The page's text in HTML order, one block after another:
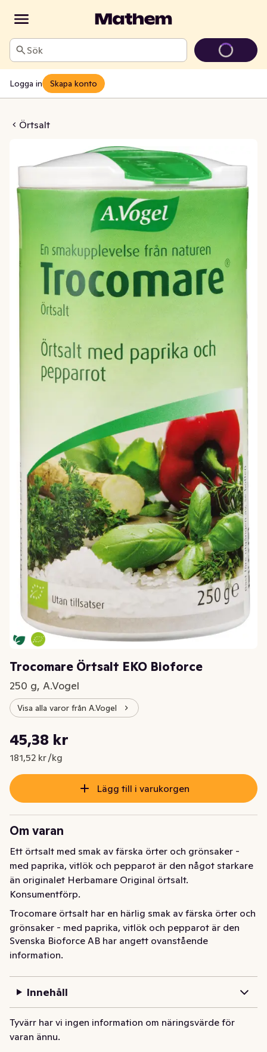
Sök
Logga in Skapa konto
Örtsalt
EKO Bioforce
Trocomare Örtsalt EKO Bioforce
250 g, A.Vogel
Visa alla varor från A.Vogel
Nuvarande pris är: 45,38 kr
45,38 kr
181,52 kr /kg
Styckpris: 181,52 kr /kg
Lägg till i varukorgen
Om varan
Ett örtsalt med smak av färska örter och grönsaker -
med paprika, vitlök och pepparot är den något starkare
än originalet Herbamare Original örtsalt.
Konsumentförp.
Trocomare örtsalt har en härlig smak av färska örter och
grönsaker - med paprika, vitlök och pepparot är den
något starkare än originalet Herbamare Original örtsalt.
saltet ska kunna dra ut arom och eteriska oljor. Allt
Trocomare är fri från glutamat, konstgjorda
Svenska Bioforce AB har angett ovanstående
information.
Innehåll
Tyvärr har vi ingen information om näringsvärde för
varan ännu.